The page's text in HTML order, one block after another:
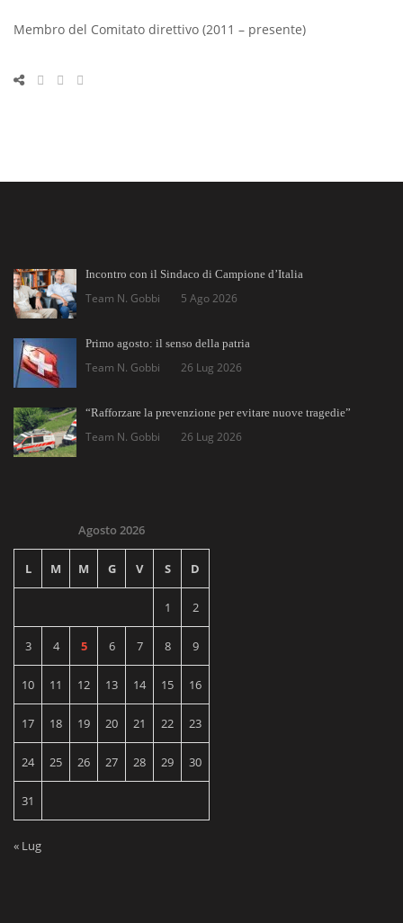
Membro del Comitato direttivo (2011 – presente)
Incontro con il Sindaco di Campione d’Italia
Team N. Gobbi 5 Ago 2026
Primo agosto: il senso della patria
Team N. Gobbi 26 Lug 2026
“Rafforzare la prevenzione per evitare nuove tragedie”
Team N. Gobbi 26 Lug 2026
Agosto 2026
L M M G V S D
1 2
3 4 5 6 7 8 9
10 11 12 13 14 15 16
17 18 19 20 21 22 23
24 25 26 27 28 29 30
31
« Lug